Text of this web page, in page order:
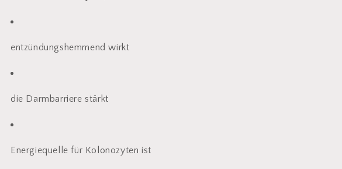
entzündungshemmend wirkt
die Darmbarriere stärkt
Energiequelle für Kolonozyten ist